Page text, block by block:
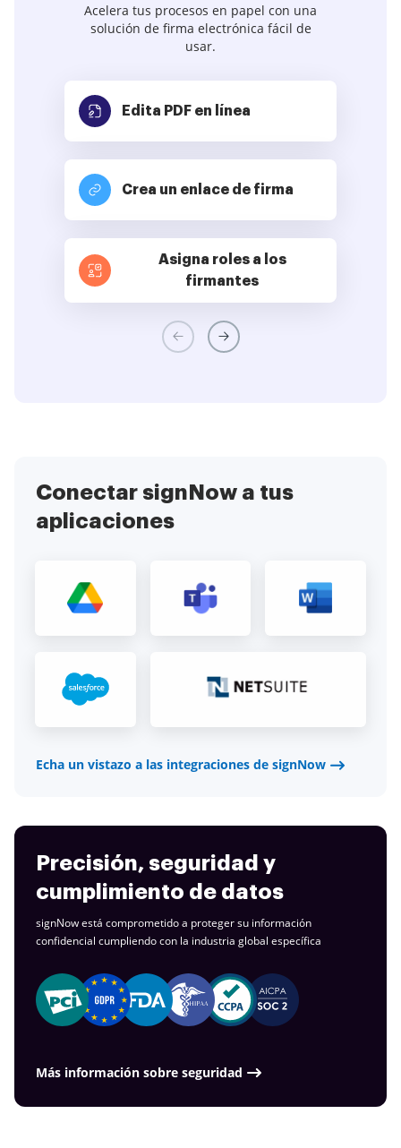
Acelera tus procesos en papel con una
solución de firma electrónica fácil de
usar.
Edita PDF en línea
Crea un enlace de firma
Asigna roles a los
firmantes
Conectar signNow a tus
aplicaciones
Echa un vistazo a las integraciones de signNow
Precisión, seguridad y
cumplimiento de datos
signNow está comprometido a proteger su información
confidencial cumpliendo con la industria global específica
Más información sobre seguridad